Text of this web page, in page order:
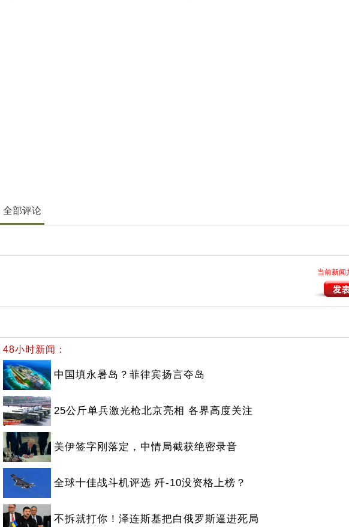
全部评论
当前新闻
48小时新闻：
中国填永暑岛？菲律宾扬言夺岛
25公斤单兵激光枪北京亮相 各界高度关注
美伊签字刚落定，中情局截获绝密录音
全球十佳战斗机评选 歼-10没资格上榜？
不拆就打你！泽连斯基把白俄罗斯逼进死局